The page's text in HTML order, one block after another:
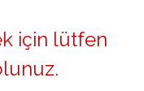
için lütfen
.